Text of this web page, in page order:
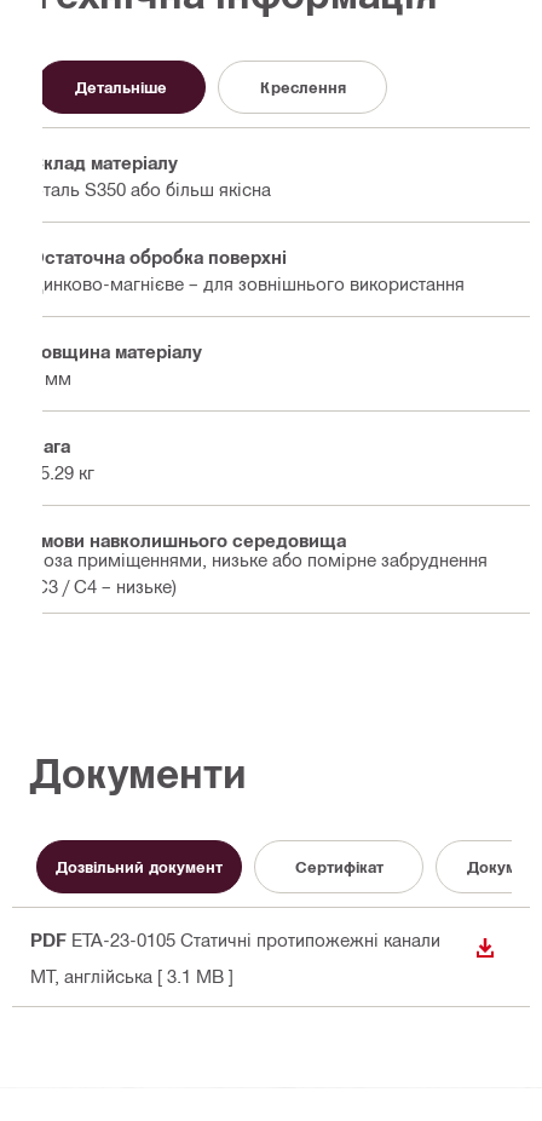
Детальніше Креслення
Склад матеріалу
Сталь S350 або більш якісна
Остаточна обробка поверхні
Цинково-магнієве – для зовнішнього використання
Товщина матеріалу
4 мм
Вага
45.29 кг
Умови навколишнього середовища
Поза приміщеннями, низьке або помірне забруднення
(C3 / C4 – низьке)
Документи
Дозвільний документ Сертифікат
PDF ETA-23-0105 Статичні протипожежні канали
MT, англійська [ 3.1 MB ]